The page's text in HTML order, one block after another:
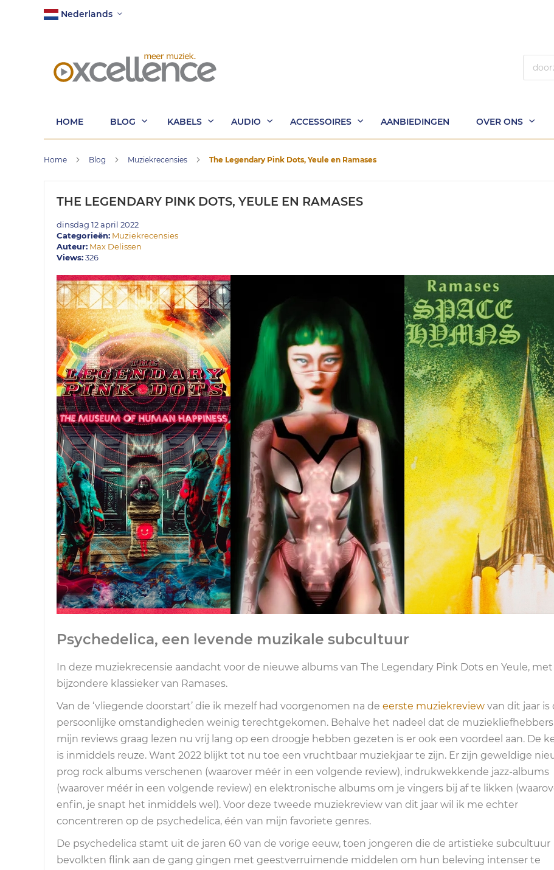
naarNederlands
HOME BLOG KABELS AUDIO ACCESSOIRES AANBIEDINGEN OVER ONS
Home Blog Muziekrecensies The Legendary Pink Dots, Yeule en Ramases
THE LEGENDARY PINK DOTS, YEULE EN RAMASES
dinsdag 12 april 2022
Categorieën: Muziekrecensies
Auteur: Max Delissen
Views:326
Psychedelica, een levende muzikale subcultuur
In deze muziekrecensie aandacht voor de nieuwe albums van The Legendary Pink Dots en Yeule,
bijzondere klassieker van Ramases.
Van de ‘vliegende doorstart’ die ik mezelf had voorgenomen na de eerste muziekreview van dit jaar is
persoonlijke omstandigheden weinig terechtgekomen. Behalve het nadeel dat de
mijn reviews graag lezen nu vrij lang op een droogje hebben gezeten is er ook een voordeel aan. De
is inmiddels reuze. Want 2022 blijkt tot nu toe een vruchtbaar muziekjaar te zijn. Er zijn geweldige
prog rock albums verschenen (waarover méér in een volgende review), indrukwekkende jazz-albums
(waarover méér in een volgende review) en elektronische albums om je vingers bij af te likken
enfin, je snapt het inmiddels wel). Voor deze tweede muziekreview van dit jaar wil ik me echter
concentreren op de psychedelica, één van mijn favoriete genres.
De psychedelica stamt uit de jaren 60 van de vorige eeuw, toen jongeren die de artistieke subcultuur
bevolkten flink aan de gang gingen met geestverruimende middelen om hun beleving intenser te